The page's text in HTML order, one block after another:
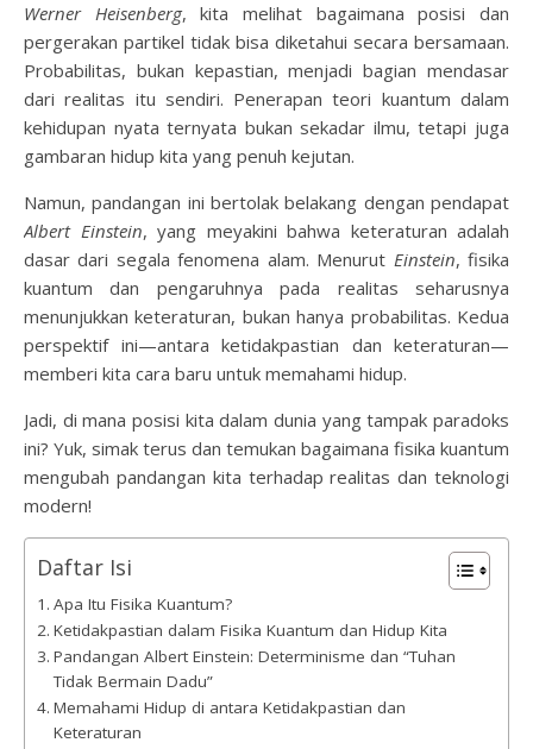
Werner Heisenberg, kita melihat bagaimana posisi dan
pergerakan partikel tidak bisa diketahui secara bersamaan.
Probabilitas, bukan kepastian, menjadi bagian mendasar
dari realitas itu sendiri. Penerapan teori kuantum dalam
kehidupan nyata ternyata bukan sekadar ilmu, tetapi juga
gambaran hidup kita yang penuh kejutan.
Namun, pandangan ini bertolak belakang dengan pendapat
Albert Einstein, yang meyakini bahwa keteraturan adalah
dasar dari segala fenomena alam. Menurut Einstein, fisika
kuantum dan pengaruhnya pada realitas seharusnya
menunjukkan keteraturan, bukan hanya probabilitas. Kedua
perspektif ini—antara ketidakpastian dan keteraturan—
memberi kita cara baru untuk memahami hidup.
Jadi, di mana posisi kita dalam dunia yang tampak paradoks
ini? Yuk, simak terus dan temukan bagaimana fisika kuantum
mengubah pandangan kita terhadap realitas dan teknologi
modern!
Daftar Isi
Apa Itu Fisika Kuantum?
Ketidakpastian dalam Fisika Kuantum dan Hidup Kita
Pandangan Albert Einstein: Determinisme dan “Tuhan
Tidak Bermain Dadu”
Memahami Hidup di antara Ketidakpastian dan
Keteraturan